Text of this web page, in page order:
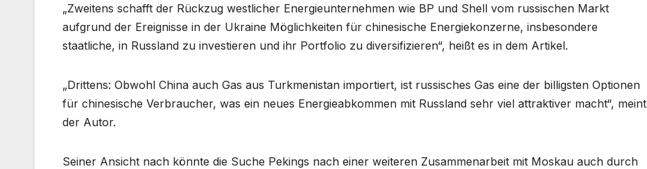
„Zweitens schafft der Rückzug westlicher Energieunternehmen wie BP und Shell vom russischen Markt
aufgrund der Ereignisse in der Ukraine Möglichkeiten für chinesische Energiekonzerne, insbesondere
staatliche, in Russland zu investieren und ihr Portfolio zu diversifizieren“, heißt es in dem Artikel.
„Drittens: Obwohl China auch Gas aus Turkmenistan importiert, ist russisches Gas eine der billigsten Optionen
für chinesische Verbraucher, was ein neues Energieabkommen mit Russland sehr viel attraktiver macht“, meint
der Autor.
Seiner Ansicht nach könnte die Suche Pekings nach einer weiteren Zusammenarbeit mit Moskau auch durch